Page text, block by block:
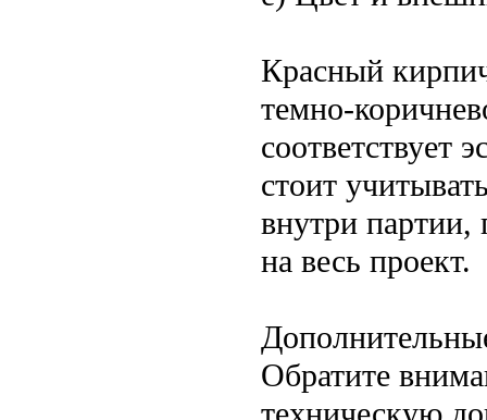
Красный
темно-
соответствует
стоит
внутри партии,
на весь проект.
Обратите